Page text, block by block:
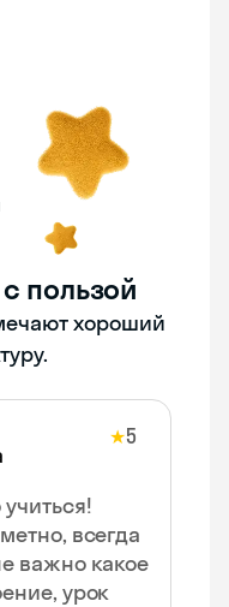
пользой
хороший
★5
всегда
важно какое
урок